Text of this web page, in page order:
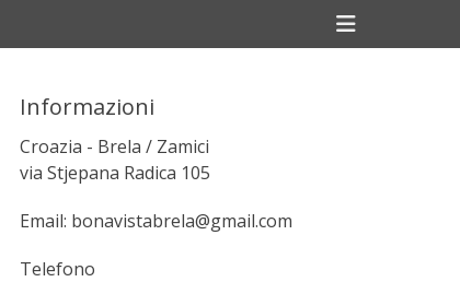
Header
Toggle
Informazioni
Croazia - Brela / Zamici
via Stjepana Radica 105
Email: bonavistabrela@gmail.com
Telefono